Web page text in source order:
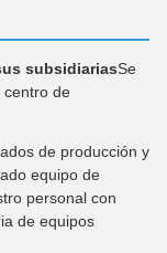
subsidiariasSe
centro de
de producción y
equipo de
personal con
de equipos